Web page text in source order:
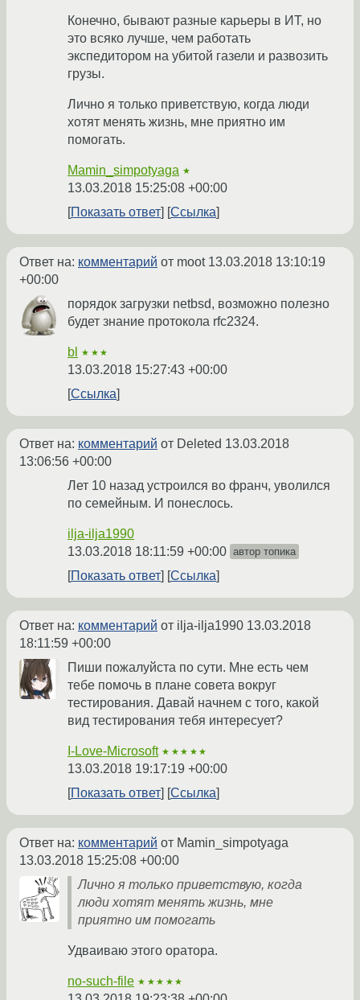
Конечно, бывают разные карьеры в ИТ, но
это всяко лучше, чем работать
экспедитором на убитой газели и развозить
грузы.
Лично я только приветствую, когда люди
хотят менять жизнь, мне приятно им
помогать.
Mamin_simpotyaga ★
13.03.2018 15:25:08 +00:00
Показать ответ
Ссылка
Ответ на: комментарий от moot 13.03.2018 13:10:19
+00:00
порядок загрузки netbsd, возможно полезно
будет знание протокола rfc2324.
bl ★★★
13.03.2018 15:27:43 +00:00
Ссылка
Ответ на: комментарий от Deleted 13.03.2018
13:06:56 +00:00
Лет 10 назад устроился во франч, уволился
по семейным. И понеслось.
ilja-ilja1990
13.03.2018 18:11:59 +00:00 автор топика
Показать ответ Ссылка
Ответ на: комментарий от ilja-ilja1990 13.03.2018
18:11:59 +00:00
Пиши пожалуйста по сути. Мне есть чем
тебе помочь в плане совета вокруг
тестирования. Давай начнем с того, какой
вид тестирования тебя интересует?
I-Love-Microsoft ★★★★★
13.03.2018 19:17:19 +00:00
Показать ответ
Ссылка
Ответ на: комментарий от Mamin_simpotyaga
13.03.2018 15:25:08 +00:00
Лично я только приветствую, когда
люди хотят менять жизнь, мне
приятно им помогать
Удваиваю этого оратора.
no-such-file ★★★★★